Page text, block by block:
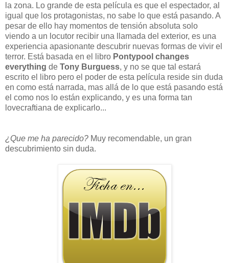
la zona. Lo grande de esta película es que el espectador, al
igual que los protagonistas, no sabe lo que está pasando. A
pesar de ello hay momentos de tensión absoluta solo
viendo a un locutor recibir una llamada del exterior, es una
experiencia apasionante descubrir nuevas formas de vivir el
terror. Está basada en el libro Pontypool changes
everything de Tony Burguess, y no se que tal estará
escrito el libro pero el poder de esta película reside sin duda
en como está narrada, mas allá de lo que está pasando está
el como nos lo están explicando, y es una forma tan
lovecraftiana de explicarlo...
¿Que me ha parecido? Muy recomendable, un gran
descubrimiento sin duda.